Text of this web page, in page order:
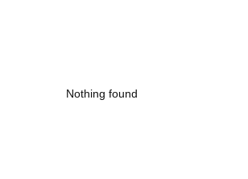
Nothing found